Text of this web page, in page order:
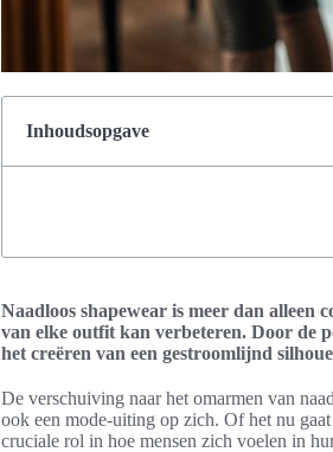
Inhoudsopgave
Naadloos shapewear is meer dan alleen
van elke outfit kan verbeteren. Door de
het creëren van een gestroomlijnd
De verschuiving naar het omarmen van
ook een mode-uiting op zich. Of het nu
cruciale rol in hoe mensen zich voelen in